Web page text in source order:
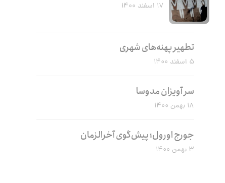
۱۷ اسفند ۱۴۰۰
تطهیر پهنه‌های شهری
۵ اسفند ۱۴۰۰
سر آویزان مدوسا
۱۸ بهمن ۱۴۰۰
جورج اورول؛ پیش‌گوی آخرالزمان
۳ بهمن ۱۴۰۰